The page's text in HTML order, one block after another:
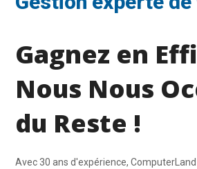
Gagnez en
Nous Nous
du Reste !
Avec 30 ans d'expérience,